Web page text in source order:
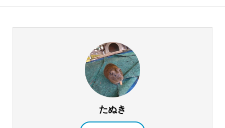
たぬき